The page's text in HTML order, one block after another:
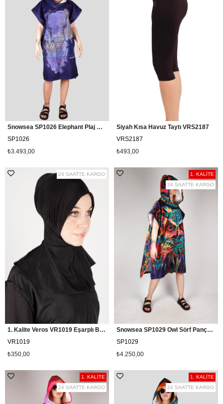
Snowsea SP1026 Elephant Plaj Havlusu, Sörf Panço
SP1026
₺3.493,00
Siyah Kısa Havuz Taytı VRS2187
VRS2187
₺493,00
1. Kalite Veros VR1019 Eşarplı Bone, Yüzücü Havuz Bonesi
VR1019
₺350,00
24 SAATTE KARGO
Snowsea SP1029 Owl Sörf Pançosu, Plaj Havlu Panço
SP1029
₺4.250,00
1. KALİTE
24 SAATTE KARGO
1. KALİTE
24 SAATTE KARGO
1. KALİTE
24 SAATTE KARGO